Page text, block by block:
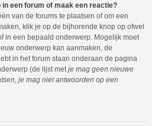
een forum of maak een reactie?
van de forums te plaatsen of om een
klik je op de bijhorende knop op ofwel
in een bepaald onderwerp. Mogelijk moet
onderwerp kan aanmaken, de
in het forum staan onderaan de pagina
(de lijst metje mag geen nieuwe
je mag niet antwoorden op een